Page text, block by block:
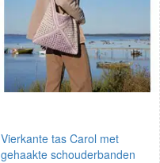
Vierkante tas Carol met
gehaakte schouderbanden